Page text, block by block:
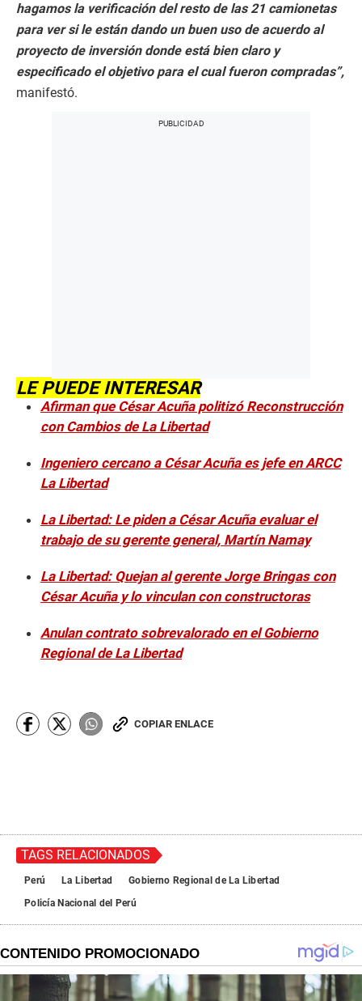
hagamos la verificación del resto de las 21 camionetas
para ver si le están dando un buen uso de acuerdo al
proyecto de inversión donde está bien claro y
especificado el objetivo para el cual fueron compradas”,
manifestó.
LE PUEDE INTERESAR
Afirman que César Acuña politizó Reconstrucción
con Cambios de La Libertad
Ingeniero cercano a César Acuña es jefe en ARCC
La Libertad
La Libertad: Le piden a César Acuña evaluar el
trabajo de su gerente general, Martín Namay
La Libertad: Quejan al gerente Jorge Bringas con
César Acuña y lo vinculan con constructoras
Anulan contrato sobrevalorado en el Gobierno
Regional de La Libertad
COPIAR ENLACE
TAGS RELACIONADOS
Perú La Libertad
Gobierno Regional de La Libertad
Policía Nacional del Perú